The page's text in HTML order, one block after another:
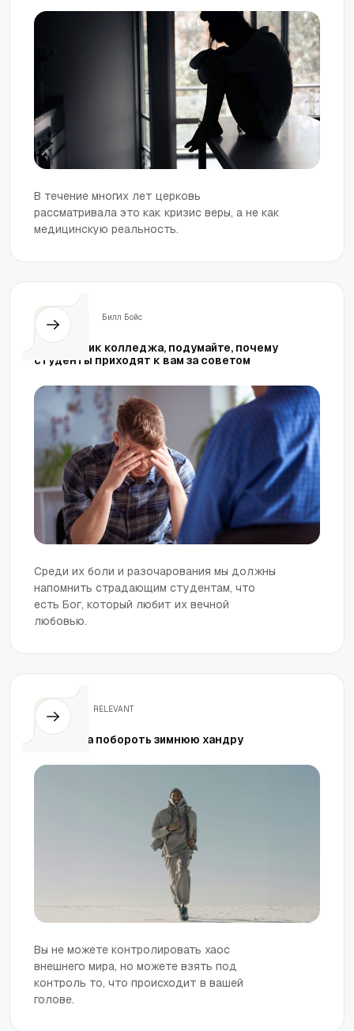
В течение многих лет церковь
рассматривала это как кризис веры, а не как
медицинскую реальность.
Билл Бойс
Священник колледжа, подумайте, почему
студенты приходят к вам за советом
Среди их боли и разочарования мы должны
напомнить страдающим студентам, что
есть Бог, который любит их вечной
любовью.
RELEVANT
4 способа побороть зимнюю хандру
Вы не можете контролировать хаос
внешнего мира, но можете взять под
контроль то, что происходит в вашей
голове.